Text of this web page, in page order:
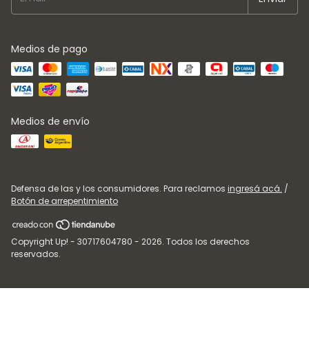
Medios de pago
Medios de envío
Defensa de las y los consumidores. Para reclamos ingresá acá. /
Botón de arrepentimiento
Copyright Up! - 30717604780 - 2026. Todos los derechos
reservados.